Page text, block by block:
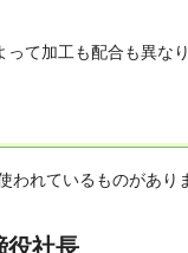
て加工も配合も異なり
われているものがあり
役社長